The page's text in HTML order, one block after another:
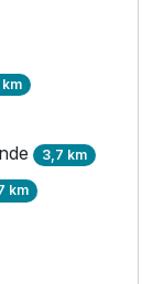
3,7 km
km